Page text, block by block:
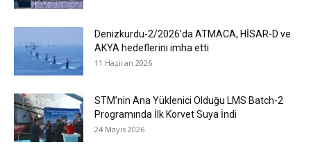
Denizkurdu-2/2026’da ATMACA, HİSAR-D ve
AKYA hedeflerini imha etti
11 Haziran 2026
STM’nin Ana Yüklenici Olduğu LMS Batch-2
Programında İlk Korvet Suya İndi
24 Mayıs 2026